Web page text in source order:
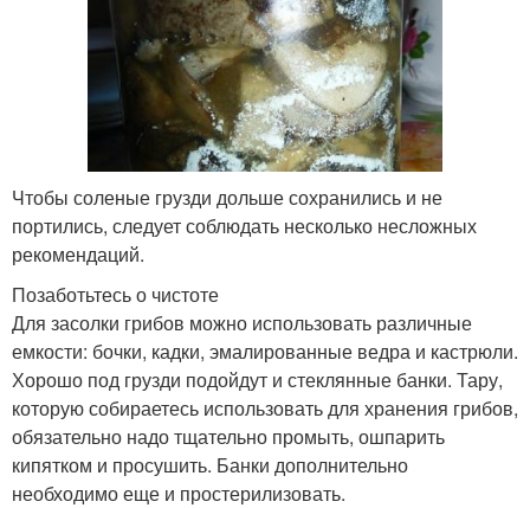
Чтобы соленые грузди дольше сохранились и не
портились, следует соблюдать несколько несложных
рекомендаций.
Позаботьтесь о чистоте
Для засолки грибов можно использовать различные
емкости: бочки, кадки, эмалированные ведра и кастрюли.
Хорошо под грузди подойдут и стеклянные банки. Тару,
которую собираетесь использовать для хранения грибов,
обязательно надо тщательно промыть, ошпарить
кипятком и просушить. Банки дополнительно
необходимо еще и простерилизовать.